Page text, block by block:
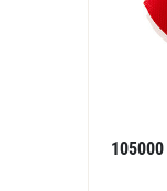
105000